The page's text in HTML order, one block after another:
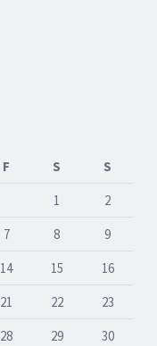
F S
S
1
2
7 8
9
14 15
16
21 22
23
28 29
30